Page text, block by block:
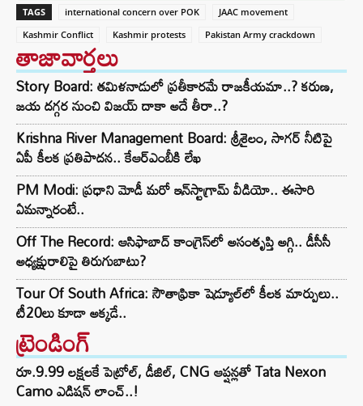
TAGS international concern over POK
JAAC movement
Kashmir Conflict
Kashmir protests Pakistan Army crackdown
తాజావార్తలు
Story Board: తమిళనాడులో ప్రతీకారమే రాజకీయమా..? కరుణ,
జయ దగ్గర నుంచి విజయ్ దాకా అదే తీరా..?
Krishna River Management Board: శ్రీశైలం, సాగర్ నీటిపై
ఏపీ కీలక ప్రతిపాదన.. కేఆర్ఎంబీకి లేఖ
PM Modi: ప్రధాని మోడీ మరో ఇన్‌స్టాగ్రామ్ వీడియో.. ఈసారి
ఏమన్నారంటే..
Off The Record: ఆసిఫాబాద్ కాంగ్రెస్‌లో అసంతృప్తి అగ్గి.. డీసీసీ
అధ్యక్షురాలిపై తిరుగుబాటు?
Tour Of South Africa: సౌతాఫ్రికా షెడ్యూల్‌లో కీలక మార్పులు..
టీ20లు కూడా అక్కడే..
ట్రెండింగ్‌
రూ.9.99 లక్షలకే పెట్రోల్, డీజిల్, CNG ఆప్షన్లతో Tata Nexon
Camo ఎడిషన్ లాంచ్..!